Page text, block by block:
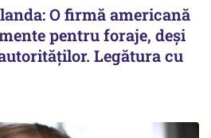
O firmă americană
pentru foraje, deși
Legătura cu